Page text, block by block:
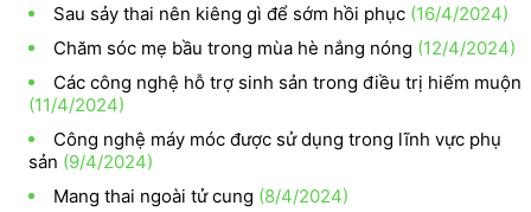
Sau sảy thai nên kiêng gì để sớm hồi phục (16/4/2024)
Chăm sóc mẹ bầu trong mùa hè nắng nóng (12/4/2024)
Các công nghệ hỗ trợ sinh sản trong điều trị hiếm muộn
(11/4/2024)
Công nghệ máy móc được sử dụng trong lĩnh vực phụ
sản (9/4/2024)
Mang thai ngoài tử cung (8/4/2024)